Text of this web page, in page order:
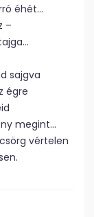
éhét…
–
sajgva
égre
megint…
vértelen